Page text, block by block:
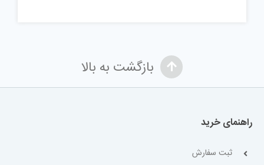
بازگشت به بالا
راهنمای خرید
ثبت سفارش